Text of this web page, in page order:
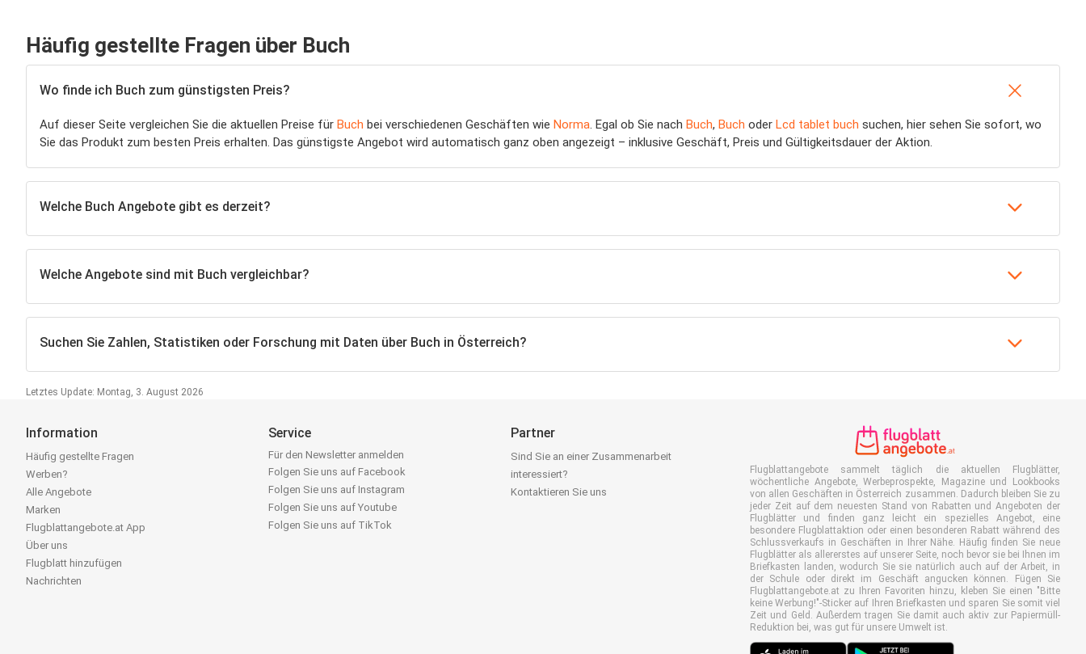
Häufig gestellte Fragen über Buch
Wo finde ich Buch zum günstigsten Preis?
Auf dieser Seite vergleichen Sie die aktuellen Preise für Buch bei verschiedenen Geschäften wie Norma . Egal ob Sie nach Buch, Buch oder Lcd tablet buch suchen, hier sehen Sie sofort, wo
Sie das Produkt zum besten Preis erhalten. Das günstigste Angebot wird automatisch ganz oben angezeigt – inklusive Geschäft, Preis und Gültigkeitsdauer der Aktion.
Welche Buch Angebote gibt es derzeit?
Welche Angebote sind mit Buch vergleichbar?
Suchen Sie Zahlen, Statistiken oder Forschung mit Daten über Buch in Österreich?
Letztes Update: Montag, 3. August 2026
Information
Häufig gestellte Fragen
Werben?
Alle Angebote
Marken
Flugblattangebote.at App
Über uns
Flugblatt hinzufügen
Nachrichten
Service
Für den Newsletter anmelden
Folgen Sie uns auf Facebook
Folgen Sie uns auf Instagram
Folgen Sie uns auf Youtube
Folgen Sie uns auf TikTok
Partner
Sind Sie an einer Zusammenarbeit
interessiert?
Kontaktieren Sie uns
Flugblattangebote sammelt täglich die aktuellen Flugblätter,
wöchentliche Angebote, Werbeprospekte, Magazine und Lookbooks
von allen Geschäften in Österreich zusammen. Dadurch bleiben Sie zu
jeder Zeit auf dem neuesten Stand von Rabatten und Angeboten der
Flugblätter und finden ganz leicht ein spezielles Angebot, eine
besondere Flugblattaktion oder einen besonderen Rabatt während des
Schlussverkaufs in Geschäften in Ihrer Nähe. Häufig finden Sie neue
Flugblätter als allererstes auf unserer Seite, noch bevor sie bei Ihnen im
Briefkasten landen, wodurch Sie sie natürlich auch auf der Arbeit, in
der Schule oder direkt im Geschäft angucken können. Fügen Sie
Flugblattangebote.at zu Ihren Favoriten hinzu, kleben Sie einen "Bitte
keine Werbung!"-Sticker auf Ihren Briefkasten und sparen Sie somit viel
Zeit und Geld. Außerdem tragen Sie damit auch aktiv zur Papiermüll-
Reduktion bei, was gut für unsere Umwelt ist.